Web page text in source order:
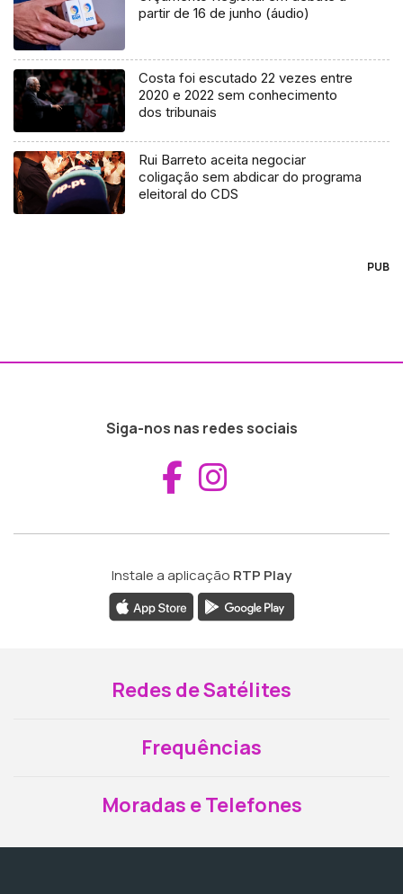
partir de 16 de junho (áudio)
Costa foi escutado 22 vezes entre
2020 e 2022 sem conhecimento
dos tribunais
Rui Barreto aceita negociar
coligação sem abdicar do programa
eleitoral do CDS
PUB
Siga-nos nas redes sociais
Aceder ao
Instale a aplicação RTP Play
Redes de Satélites
Frequências
Moradas e Telefones